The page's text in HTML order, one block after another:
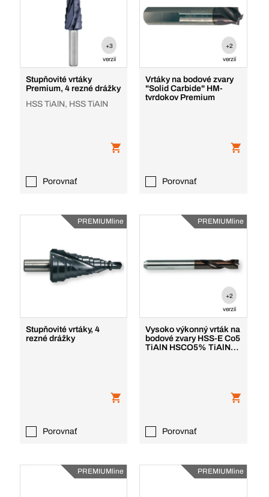
+3
verzií
Stupňovité vrtáky
Premium, 4 rezné drážky
HSS TiAlN, HSS TiAlN
Porovnať
+2
verzií
Vrtáky na bodové zvary
"Solid Carbide" HM-
tvrdokov Premium
Porovnať
PREMIUMline
Stupňovité vrtáky, 4
rezné drážky
Porovnať
PREMIUMline
+2
verzií
Vysoko výkonný vrták na
bodové zvary HSS-E Co5
TiAlN HSCO5% TiAlN
Porovnať
PREMIUMline PREMIUMline